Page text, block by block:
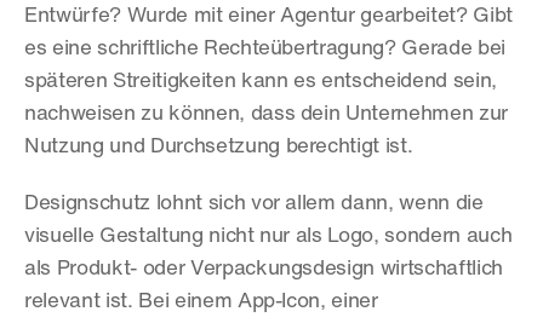
Entwürfe? Wurde mit einer Agentur gearbeitet? Gibt
es eine schriftliche Rechteübertragung? Gerade bei
späteren Streitigkeiten kann es entscheidend sein,
nachweisen zu können, dass dein Unternehmen zur
Nutzung und Durchsetzung berechtigt ist.
Designschutz lohnt sich vor allem dann, wenn die
visuelle Gestaltung nicht nur als Logo, sondern auch
als Produkt- oder Verpackungsdesign wirtschaftlich
relevant ist. Bei einem App-Icon, einer